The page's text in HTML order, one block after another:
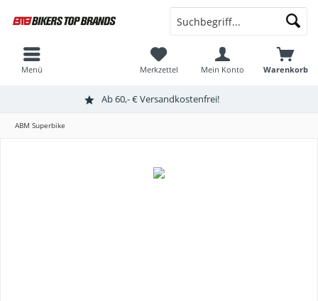
Ab 60,- € Versandkostenfrei!
Warenkorb
Merkzettel Mein Konto
Menü
ABM Superbike